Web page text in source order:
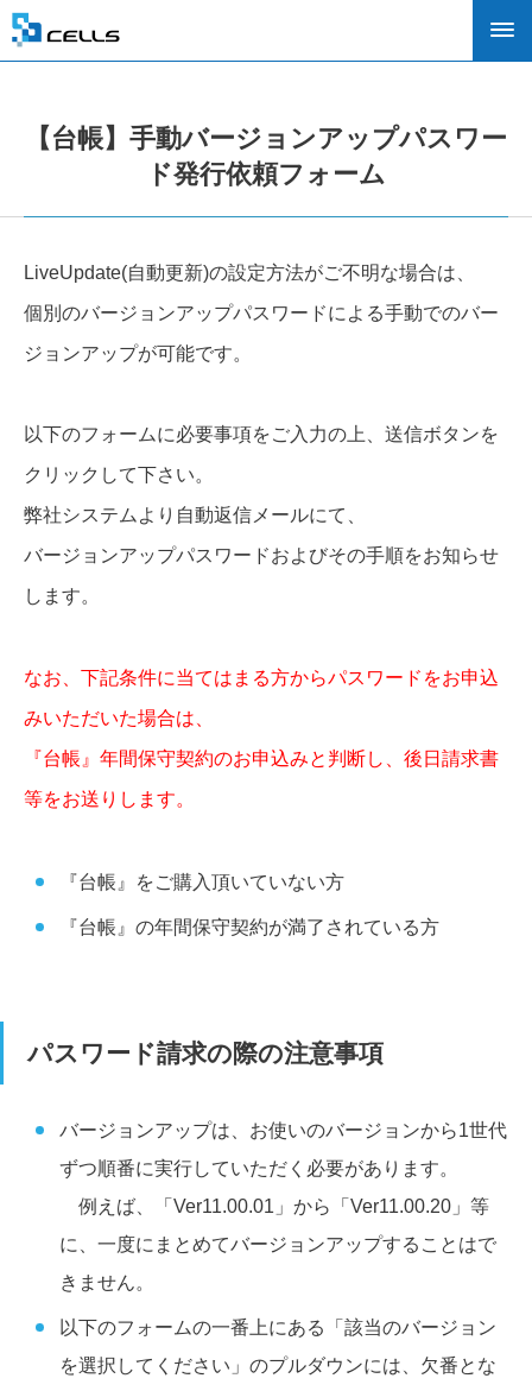
【台帳】手動バージョンアップパスワー
ド発行依頼フォーム
LiveUpdate(自動更新)の設定方法がご不明な場合は、
個別のバージョンアップパスワードによる手動でのバー
ジョンアップが可能です。
以下のフォームに必要事項をご入力の上、送信ボタンを
クリックして下さい。
弊社システムより自動返信メールにて、
バージョンアップパスワードおよびその手順をお知らせ
します。
なお、下記条件に当てはまる方からパスワードをお申込
みいただいた場合は、
『台帳』年間保守契約のお申込みと判断し、後日請求書
等をお送りします。
『台帳』をご購入頂いていない方
『台帳』の年間保守契約が満了されている方
パスワード請求の際の注意事項
バージョンアップは、お使いのバージョンから1世代
ずつ順番に実行していただく必要があります。
例えば、「Ver11.00.01」から「Ver11.00.20」等
に、一度にまとめてバージョンアップすることはで
きません。
以下のフォームの一番上にある「該当のバージョン
を選択してください」のプルダウンには、欠番とな